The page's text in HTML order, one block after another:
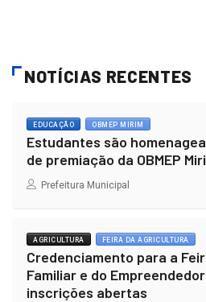
NOTÍCIAS RECENTES
EDUCAÇÃO OBMEP MIRIM
Estudantes são
de premiação da OBMEP
Prefeitura Municipal
AGRICULTURA FEIRA DA AGRICULTURA
Credenciamento para a
Familiar e do
inscrições abertas